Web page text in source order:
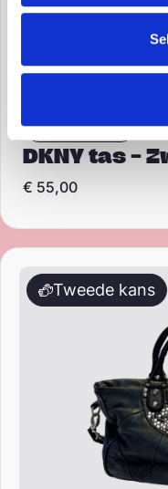
Hilversum
DKNY tas –
€ 55,00
Liebeskind Berlin
Tweede kans